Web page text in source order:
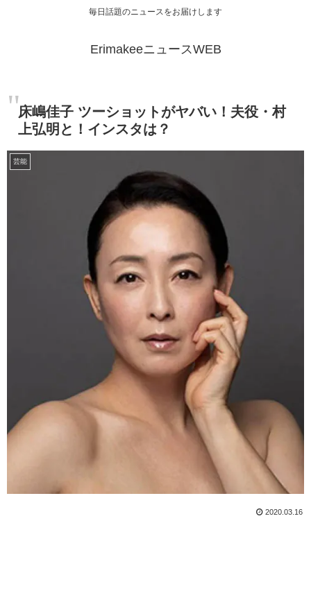
毎日話題のニュースをお届けします
ErimakeeニュースWEB
床嶋佳子 ツーショットがヤバい！夫役・村
上弘明と！インスタは？
芸能
2020.03.16